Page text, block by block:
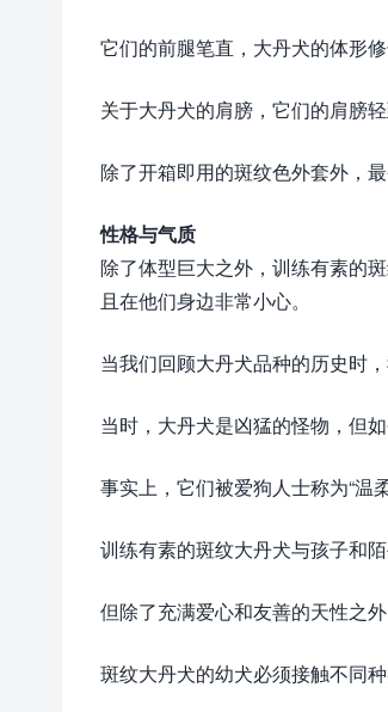
它们的前腿笔直，大丹犬的体形
关于大丹犬的肩膀，它们的肩膀
除了开箱即用的斑纹色外套外，
性格与气质
除了体型巨大之外，训练有素的
且在他们身边非常小心。
当我们回顾大丹犬品种的历史时
当时，大丹犬是凶猛的怪物，但
事实上，它们被爱狗人士称为“温
训练有素的斑纹大丹犬与孩子和陌
但除了充满爱心和友善的天性之
斑纹大丹犬的幼犬必须接触不同